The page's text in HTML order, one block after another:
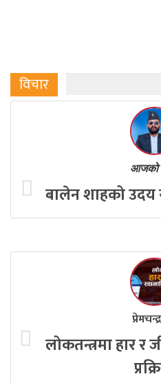
विचार
आजको
बालेन शाहको उदय
लोकतन्त्रमा हार र